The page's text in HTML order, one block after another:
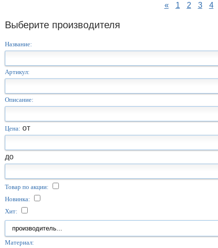
Выберите производителя
Название:
Артикул:
Описание:
Цена: от
до
Товар по акции:
Новинка:
Хит:
Материал:
« 1 2 3 4